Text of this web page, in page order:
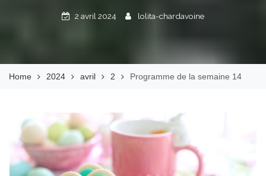
2 avril 2024 lolita-chardavoine
Home 2024 avril 2 Programme de la semaine 14